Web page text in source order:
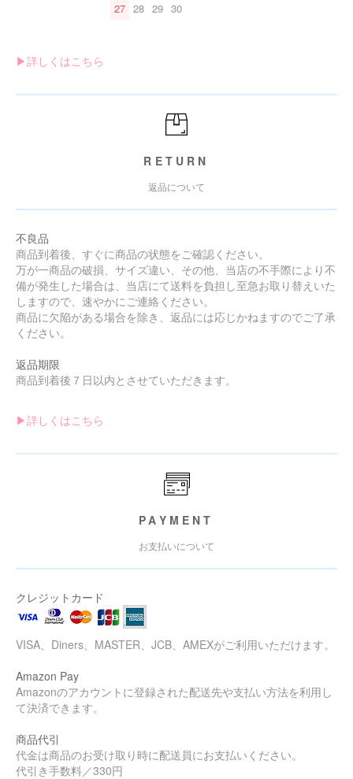
27 28 29 30
▶︎詳しくはこちら
RETURN
返品について
不良品
商品到着後、すぐに商品の状態をご確認ください。
万が一商品の破損、サイズ違い、その他、当店の不手際により不
備が発生した場合は、当店にて送料を負担し至急お取り替えいた
しますので、速やかにご連絡ください。
商品に欠陥がある場合を除き、返品には応じかねますのでご了承
ください。
返品期限
商品到着後７日以内とさせていただきます。
▶︎詳しくはこちら
PAYMENT
お支払いについて
クレジットカード
VISA、Diners、MASTER、JCB、AMEXがご利用いただけます。
Amazon Pay
Amazonのアカウントに登録された配送先や支払い方法を利用し
て決済できます。
商品代引
代金は商品のお受け取り時に配送員にお支払いください。
代引き手数料／330円